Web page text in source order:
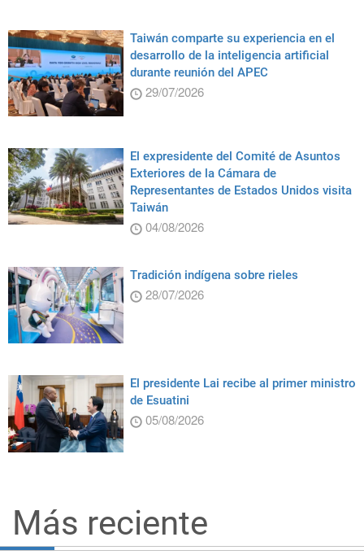
Taiwán comparte su experiencia en el
desarrollo de la inteligencia artificial
durante reunión del APEC
29/07/2026
El expresidente del Comité de Asuntos
Exteriores de la Cámara de
Representantes de Estados Unidos visita
Taiwán
04/08/2026
Tradición indígena sobre rieles
28/07/2026
El presidente Lai recibe al primer ministro
de Esuatini
05/08/2026
Más reciente